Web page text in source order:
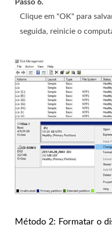
Passo 6.
Clique em "OK" para
seguida, reinicie o
Método 2: Formatar o